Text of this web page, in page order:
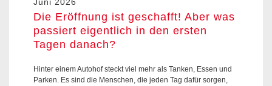
Die Eröffnung ist geschafft! Aber was
passiert eigentlich in den ersten
Tagen danach?
Hinter einem Autohof steckt viel mehr als Tanken, Essen und
Parken. Es sind die Menschen, die jeden Tag dafür sorgen,